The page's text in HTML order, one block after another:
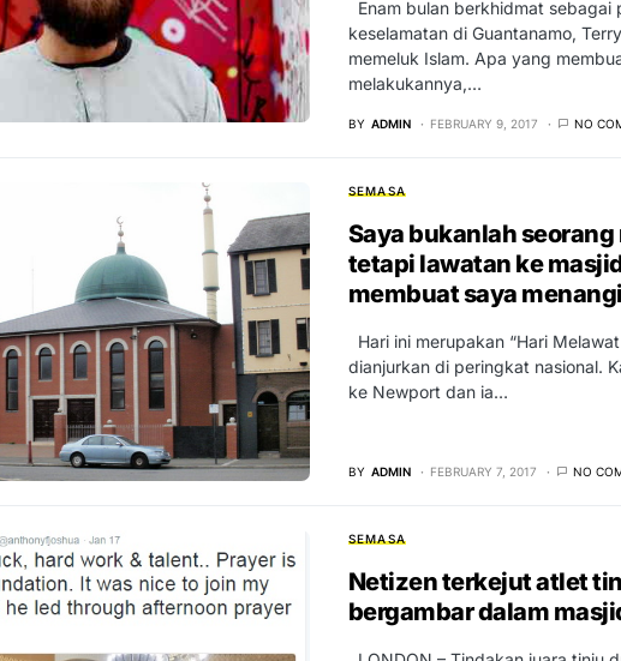
Enam bulan berkhidmat sebagai
keselamatan di Guantanamo,
memeluk Islam. Apa yang
melakukannya,…
BY ADMIN FEBRUARY 9, 2017 NO
SEMASA
Saya bukanlah
tetapi lawatan ke
membuat saya
Hari ini merupakan “Hari
dianjurkan di peringkat nasional.
ke Newport dan ia…
BY ADMIN FEBRUARY 7, 2017 NO
SEMASA
Netizen terkejut atlet
bergambar dalam